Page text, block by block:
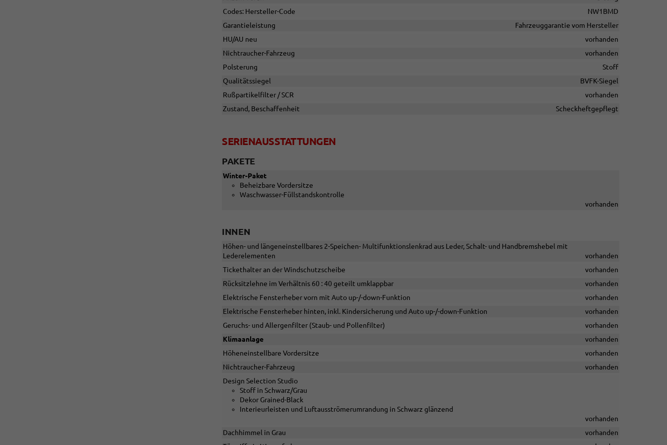
Codes: Hersteller-Code
NW1BMD
Garantieleistung
Fahrzeuggarantie vom Hersteller
HU/AU neu
vorhanden
Nichtraucher-Fahrzeug
vorhanden
Polsterung
Stoff
Qualitätssiegel
BVFK-Siegel
Rußpartikelfilter / SCR
vorhanden
Zustand, Beschaffenheit
Scheckheftgepflegt
SERIENAUSSTATTUNGEN
PAKETE
Winter-Paket
Beheizbare Vordersitze
Waschwasser-Füllstandskontrolle
vorhanden
INNEN
Höhen- und längeneinstellbares 2-Speichen- Multifunktionslenkrad aus Leder, Schalt- und Handbremshebel mit
Lederelementen
vorhanden
Tickethalter an der Windschutzscheibe
vorhanden
Rücksitzlehne im Verhältnis 60 : 40 geteilt umklappbar
vorhanden
Elektrische Fensterheber vorn mit Auto up-/-down-Funktion
vorhanden
Elektrische Fensterheber hinten, inkl. Kindersicherung und Auto up-/-down-Funktion
vorhanden
Geruchs- und Allergenfilter (Staub- und Pollenfilter)
vorhanden
Klimaanlage
vorhanden
Höheneinstellbare Vordersitze
vorhanden
Nichtraucher-Fahrzeug
vorhanden
Design Selection Studio
Stoff in Schwarz/Grau
Dekor Grained-Black
Interieurleisten und Luftausströmerumrandung in Schwarz glänzend
vorhanden
Dachhimmel in Grau
vorhanden